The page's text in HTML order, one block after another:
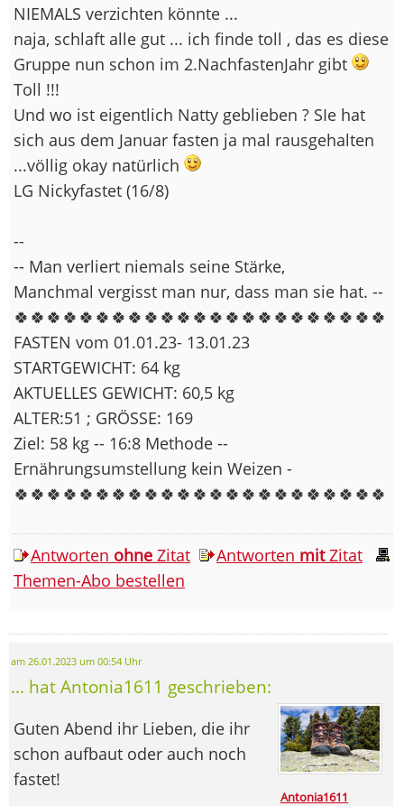
NIEMALS verzichten könnte ...
naja, schlaft alle gut ... ich finde toll , das es diese
Gruppe nun schon im 2.NachfastenJahr gibt
Toll !!!
Und wo ist eigentlich Natty geblieben ? SIe hat
sich aus dem Januar fasten ja mal rausgehalten
...völlig okay natürlich
LG Nickyfastet (16/8)
--
-- Man verliert niemals seine Stärke,
Manchmal vergisst man nur, dass man sie hat. --
🍀🍀🍀🍀🍀🍀🍀🍀🍀🍀🍀🍀🍀🍀🍀🍀🍀🍀🍀🍀🍀🍀🍀
FASTEN vom 01.01.23- 13.01.23
STARTGEWICHT: 64 kg
AKTUELLES GEWICHT: 60,5 kg
ALTER:51 ; GRÖSSE: 169
Ziel: 58 kg -- 16:8 Methode --
Ernährungsumstellung kein Weizen -
🍀🍀🍀🍀🍀🍀🍀🍀🍀🍀🍀🍀🍀🍀🍀🍀🍀🍀🍀🍀🍀🍀🍀
Antworten ohne Zitat Antworten mitZitat
Themen-Abo bestellen
am 26.01.2023 um 00:54 Uhr
... hat Antonia1611 geschrieben:
Antonia1611
Guten Abend ihr Lieben, die ihr
schon aufbaut oder auch noch
fastet!